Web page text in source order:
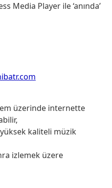
Media Player ile ‘anında’
üzerinde internette
kaliteli müzik
izlemek üzere